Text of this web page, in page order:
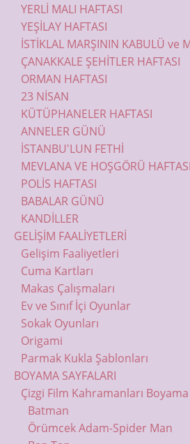
YERLİ MALI HAFTASI
YEŞİLAY HAFTASI
İSTİKLAL MARŞININ KABULÜ ve
ÇANAKKALE ŞEHİTLER HAFTASI
ORMAN HAFTASI
23 NİSAN
KÜTÜPHANELER HAFTASI
ANNELER GÜNÜ
İSTANBU'LUN FETHİ
MEVLANA VE HOŞGÖRÜ HAFTASI
POLİS HAFTASI
BABALAR GÜNÜ
KANDİLLER
GELİŞİM FAALİYETLERİ
Gelişim Faaliyetleri
Cuma Kartları
Makas Çalışmaları
Ev ve Sınıf İçi Oyunlar
Sokak Oyunları
Origami
Parmak Kukla Şablonları
BOYAMA SAYFALARI
Çizgi Film Kahramanları Boyama
Batman
Örümcek Adam-Spider Man